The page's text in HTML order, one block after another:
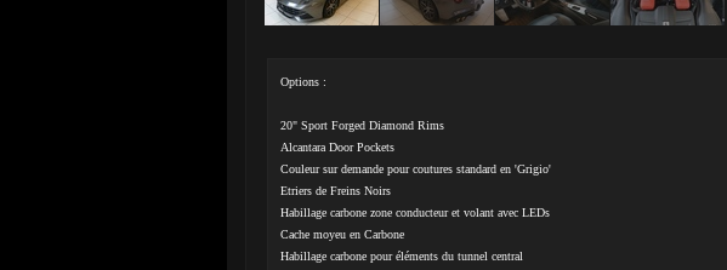
Options :
20" Sport Forged Diamond Rims
Alcantara Door Pockets
Couleur sur demande pour coutures standard en 'Grigio'
Etriers de Freins Noirs
Habillage carbone zone conducteur et volant avec LEDs
Cache moyeu en Carbone
Habillage carbone pour éléments du tunnel central